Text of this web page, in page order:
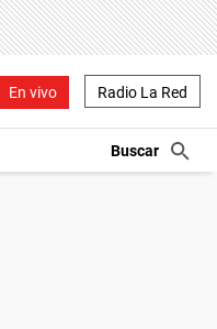
En vivo Radio La Red